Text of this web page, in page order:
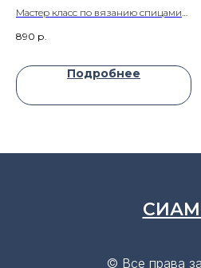
Мастер класс по вязанию спицами
890 р.
Подробнее
© Все права